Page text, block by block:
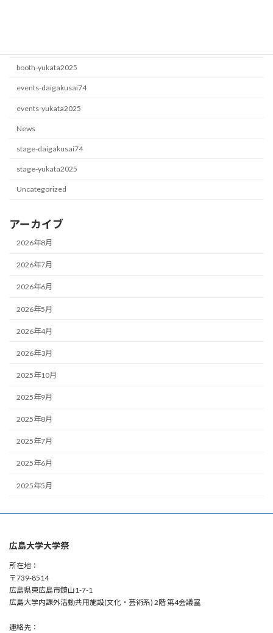
booth-yukata2025
events-daigakusai74
events-yukata2025
News
stage-daigakusai74
stage-yukata2025
Uncategorized
アーカイブ
2026年8月
2026年7月
2026年6月
2026年5月
2026年4月
2026年3月
2025年10月
2025年9月
2025年8月
2025年7月
2025年6月
2025年5月
広島大学大学祭
所在地：
〒739-8514
広島県東広島市鏡山1-7-1
広島大学内課外活動共用施設(文化・芸術系) 2階 第4会議室
連絡先：